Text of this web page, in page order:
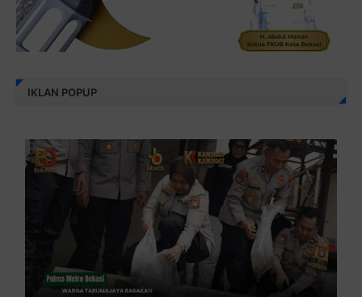
IKLAN POPUP